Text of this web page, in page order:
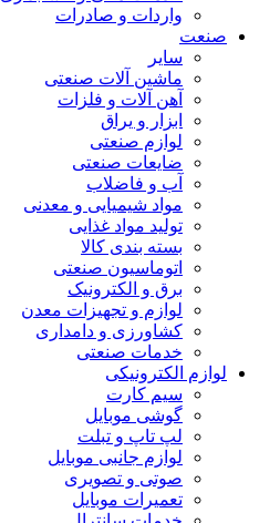
واردات و صادرات
صنعت
سایر
ماشین آلات صنعتی
آهن آلات و فلزات
ابزار و یراق
لوازم صنعتی
ضایعات صنعتی
آب و فاضلاب
مواد شیمیایی و معدنی
تولید مواد غذایی
بسته بندی کالا
اتوماسیون صنعتی
برق و الکترونیک
لوازم و تجهیزات معدن
کشاورزی و دامداری
خدمات صنعتی
لوازم الکترونیکی
سیم کارت
گوشی موبایل
لپ تاپ و تبلت
لوازم جانبی موبایل
صوتی و تصویری
تعمیرات موبایل